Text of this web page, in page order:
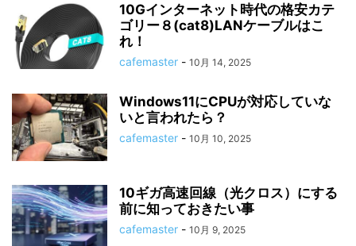
10Gインターネット時代の格安カテ
ゴリー８(cat8)LANケーブルはこ
れ！
cafemaster - 10月 14, 2025
Windows11にCPUが対応していな
いと言われたら？
cafemaster - 10月 10, 2025
10ギガ高速回線（光クロス）にする
前に知っておきたい事
cafemaster - 10月 9, 2025